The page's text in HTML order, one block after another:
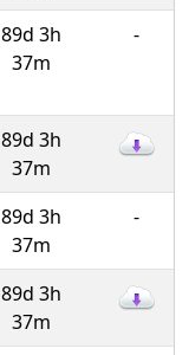
89d 3h
37m
-
89d 3h
37m
89d 3h
37m
-
89d 3h
37m